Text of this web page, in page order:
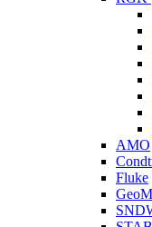
AMO
Fluke